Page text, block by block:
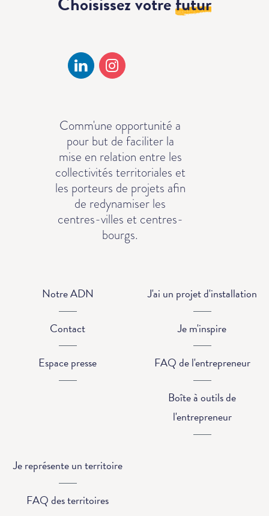
Comm'une opportunité a
pour but de faciliter la
mise en relation entre les
collectivités territoriales et
les porteurs de projets afin
de redynamiser les
centres-villes et centres-
bourgs.
Notre ADN
Contact
Espace presse
J'ai un projet d'installation
Je m'inspire
FAQ de l'entrepreneur
Boîte à outils de
l'entrepreneur
Je représente un territoire
FAQ des territoires